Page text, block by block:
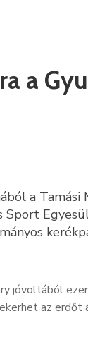
a
a Tamási
Sport
jóvoltából
az erdőt